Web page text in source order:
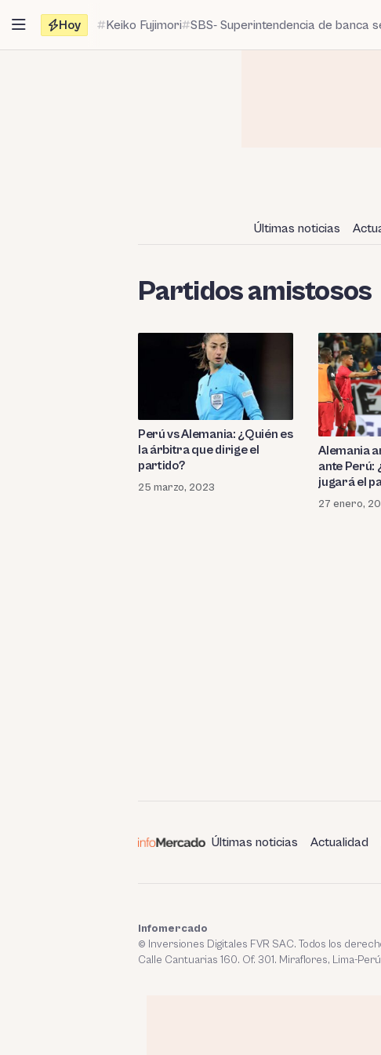
contenido
Hoy Keiko Fujimori SBS- Superintendencia de banca
Últimas noticias
Partidos amistosos
Perú vs Alemania: ¿Quién es
la árbitra que dirige el
partido?
25 marzo, 2023
Alemania
ante Perú:
jugará el
27 enero,
Últimas noticias Actualidad
Infomercado
© Inversiones Digitales FVR SAC. Todos los
Calle Cantuarias 160. Of. 301. Miraflores, Lima-